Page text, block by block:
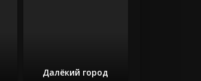
Далёкий город